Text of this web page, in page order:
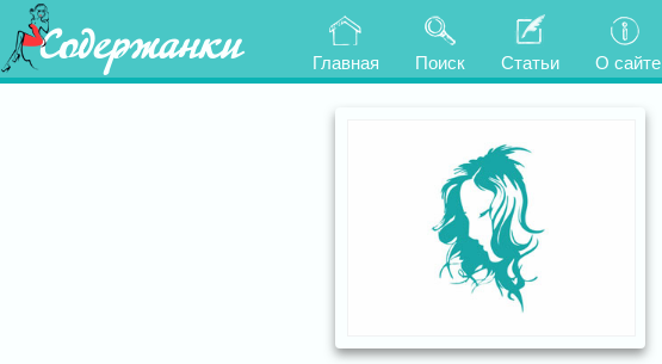
Содержанки Главная Поиск Статьи О сайте